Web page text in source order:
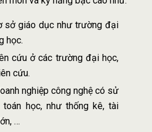
sở giáo dục như trường đại
học.
cứu ở các trường đại học,
cứu.
nghiệp công nghệ có sử
học, như thống kê, tài
…